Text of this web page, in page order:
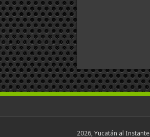
2026, Yucatán al Instante